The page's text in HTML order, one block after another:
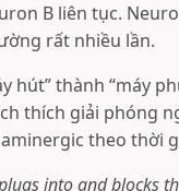
B liên tục.
rất nhiều lần.
hút” thành “máy
thích giải phóng
theo thời
into and blocks